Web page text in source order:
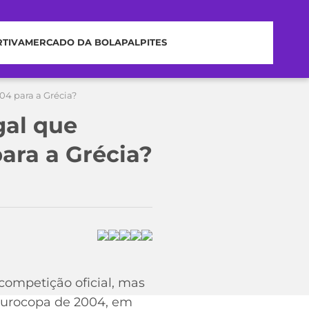
MERCADO DA BOLAPALPITES
para a Grécia?
que
a Grécia?
oficial, mas
de 2004, em